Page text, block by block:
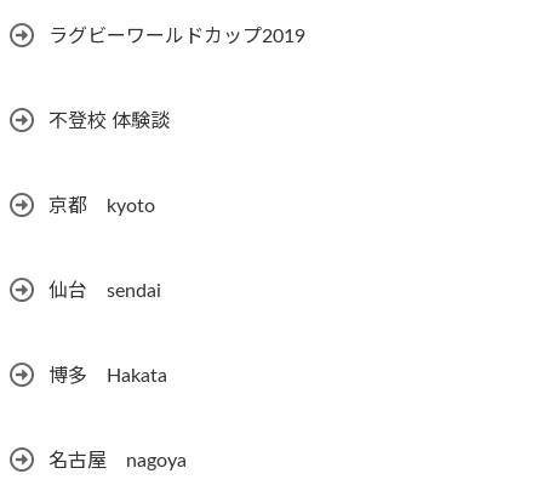
ラグビーワールドカップ2019
不登校 体験談
京都 kyoto
仙台 sendai
博多 Hakata
名古屋 nagoya